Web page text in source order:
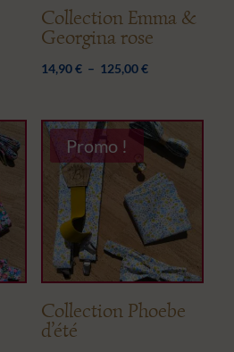
€
€
Collection Emma &
Georgina rose
14,90€ – 125,00€Plage
14,90 €
125,00 €
Promo !
Collection Phoebe
d’été